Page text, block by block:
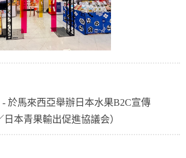
於馬來西亞舉辦日本水果B2C宣傳
日本青果輸出促進協議会）